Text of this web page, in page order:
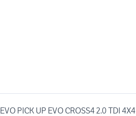
EVO PICK UP EVO CROSS4 2.0 TDI 4X4